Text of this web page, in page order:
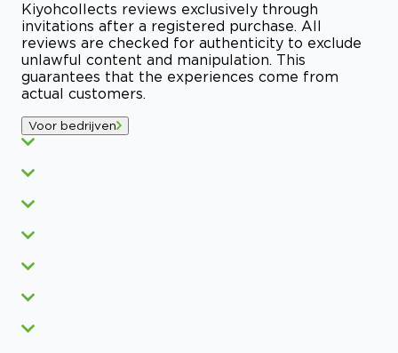
Kiyohcollects reviews exclusively through
invitations after a registered purchase. All
reviews are checked for authenticity to exclude
unlawful content and manipulation. This
guarantees that the experiences come from
actual customers.
Voor bedrijven